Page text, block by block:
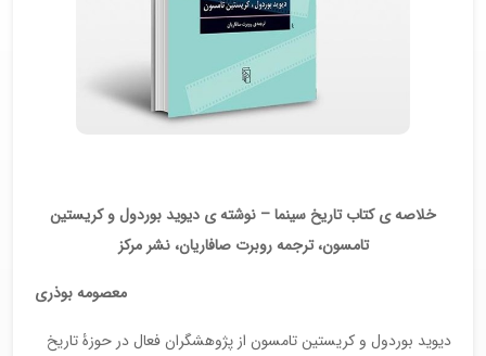
خلاصه ی کتاب تاریخ سینما – نوشته ی دیوید بوردول و کریستین
تامسون، ترجمه روبرت صافاریان، نشر مرکز
معصومه بوذری
دیوید بوردول و کریستین تامسون از پژوهشگران فعال در حوزۀ تاریخ